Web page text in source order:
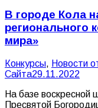
В городе Кола
регионального
мира»
Конкурсы, Новости
Сайта29.11.2022
На базе воскресной
Пресвятой